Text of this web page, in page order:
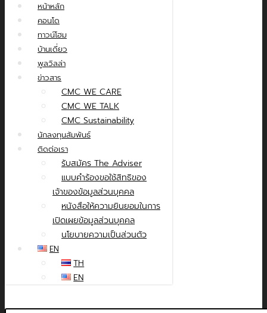
หน้าหลัก
คอนโด
ทาวน์โฮม
บ้านเดี่ยว
พูลวิลล่า
ข่าวสาร
CMC WE CARE
CMC WE TALK
CMC Sustainability
นักลงทุนสัมพันธ์
ติดต่อเรา
รับสมัคร The Adviser
แบบคำร้องขอใช้สิทธิของ
เจ้าของข้อมูลส่วนบุคคล
หนังสือให้ความยินยอมในการ
เปิดเผยข้อมูลส่วนบุคคล
นโยบายความเป็นส่วนตัว
EN
TH
EN